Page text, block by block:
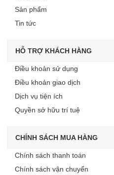
Sản phẩm
Tin tức
HỖ TRỢ KHÁCH HÀNG
Điều khoản sử dụng
Điều khoản giao dịch
Dịch vụ tiện ích
Quyền sở hữu trí tuệ
CHÍNH SÁCH MUA HÀNG
Chính sách thanh toán
Chính sách vận chuyển